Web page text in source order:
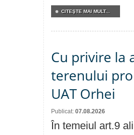
CITEŞTE MAI MULT...
Cu privire la
terenului
UAT Orhei
Publicat: 07.08.2026
În temeiul art.9